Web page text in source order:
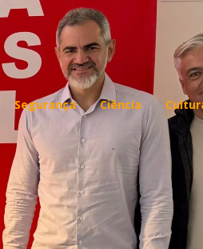
Segurança Ciência